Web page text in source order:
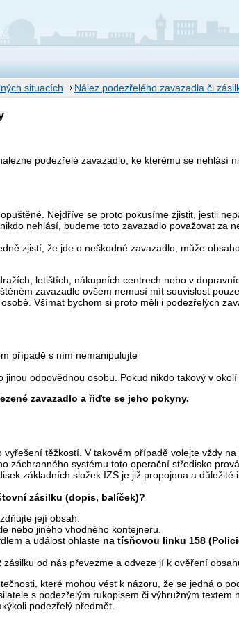
situacích Nález podezřelého zavazadla či
podezřelé zavazadlo, ke kterému se nehlásí
Nejdříve se proto pokusíme zjistit, jestli
nehlásí, budeme toto zavazadlo považovat za
zjistí, že jde o neškodné zavazadlo, může
letištích, nákupních centrech nebo v
zavazadle ovšem nemusí mít souvislost
Všímat bychom si proto měli i podezřelých
případě s ním nemanipulujte
odpovědnou osobu. Pokud nikdo takový v
zavazadlo a řiďte se jeho pokyny.
těžkostí. V takovém případě volejte vždy na
záchranného systému toto operační středisko
základních složek IZS je již propojena a důležité
zásilku (dopis, balíček)?
její obsah.
nebo jiného vhodného kontejneru.
a událost ohlaste na tísňovou linku 158
od nás převezme a odveze jí k ověření
které mohou vést k názoru, že se jedná o
s podezřelým rukopisem či výhružným textem
podezřelý předmět.